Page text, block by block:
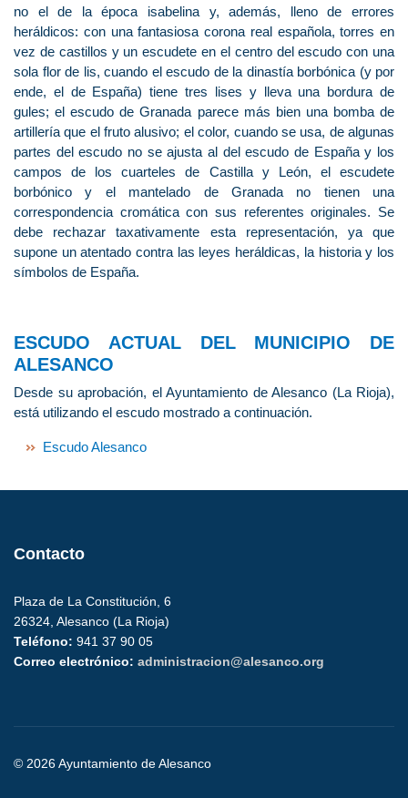
no el de la época isabelina y, además, lleno de errores
heráldicos: con una fantasiosa corona real española, torres en
vez de castillos y un escudete en el centro del escudo con una
sola flor de lis, cuando el escudo de la dinastía borbónica (y por
ende, el de España) tiene tres lises y lleva una bordura de
gules; el escudo de Granada parece más bien una bomba de
artillería que el fruto alusivo; el color, cuando se usa, de algunas
partes del escudo no se ajusta al del escudo de España y los
campos de los cuarteles de Castilla y León, el escudete
borbónico y el mantelado de Granada no tienen una
correspondencia cromática con sus referentes originales. Se
debe rechazar taxativamente esta representación, ya que
supone un atentado contra las leyes heráldicas, la historia y los
símbolos de España.
ESCUDO ACTUAL DEL MUNICIPIO DE
ALESANCO
Desde su aprobación, el Ayuntamiento de Alesanco (La Rioja),
está utilizando el escudo mostrado a continuación.
Escudo Alesanco
Contacto
Plaza de La Constitución, 6
26324, Alesanco (La Rioja)
Teléfono: 941 37 90 05
Correo electrónico: administracion@alesanco.org
© 2026 Ayuntamiento de Alesanco